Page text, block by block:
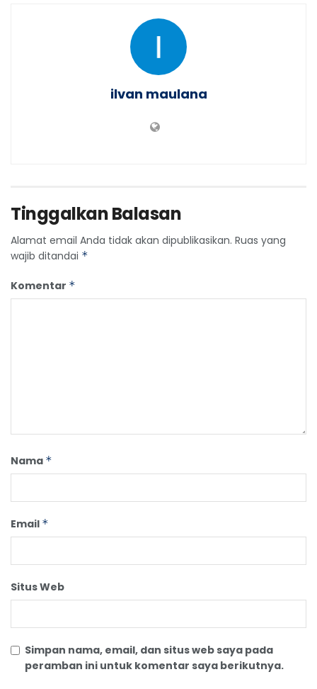
ilvan maulana
Tinggalkan Balasan
Alamat email Anda tidak akan dipublikasikan. Ruas yang
wajib ditandai *
Komentar *
Nama *
Email *
Situs Web
Simpan nama, email, dan situs web saya pada
peramban ini untuk komentar saya berikutnya.